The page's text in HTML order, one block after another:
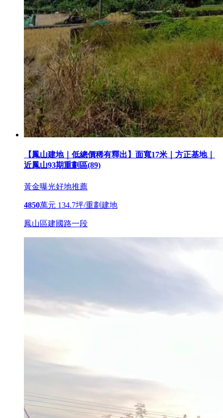
【鳳山建地｜低總價稀有釋出】面寬17米｜方正基地｜
近鳳山93期重劃區(89)
黃金曝光好地推薦
4850萬元 134.7坪/重劃建地
鳳山區建國路一段